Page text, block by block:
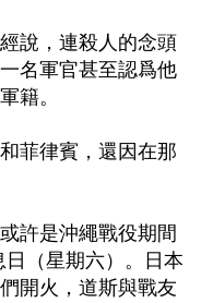
說，連殺人的念頭
名軍官甚至認爲他
籍。
菲律賓，還因在那
許是沖繩戰役期間
（星期六）。日本
開火，道斯與戰友